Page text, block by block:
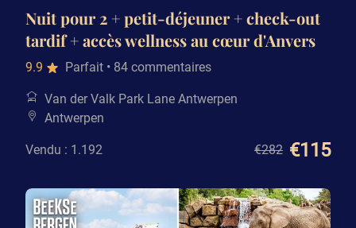
Nuit pour 2 + petit-déjeuner + check-out
tardif + accès wellness au cœur d'Anvers
9.9 Parfait • 84 commentaires
Van der Valk Park Lane Antwerpen
Antwerpen
Vendu : 1.192 €282 €115